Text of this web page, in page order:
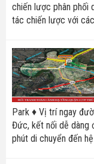
chiến lược phân phối
tác chiến lược với
Park ♦ Vị trí ngay
Đức, kết nối dễ dàng
phút di chuyển đến